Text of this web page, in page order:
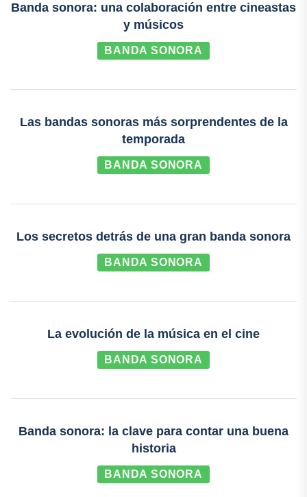
Banda sonora: una colaboración entre cineastas
y músicos
BANDA SONORA
Las bandas sonoras más sorprendentes de la
temporada
BANDA SONORA
Los secretos detrás de una gran banda sonora
BANDA SONORA
La evolución de la música en el cine
BANDA SONORA
Banda sonora: la clave para contar una buena
historia
BANDA SONORA